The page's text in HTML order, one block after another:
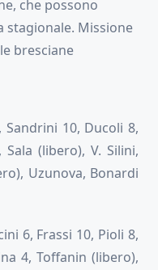
che possono
stagionale. Missione
bresciane
Sandrini 10, Ducoli 8,
(libero), V. Silini,
Uzunova, Bonardi
6, Frassi 10, Pioli 8,
4, Toffanin (libero),